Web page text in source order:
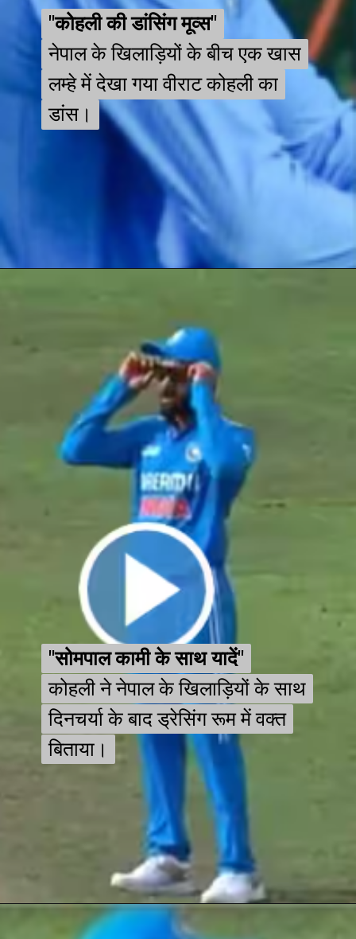
"कोहली की डांसिंग मूव्स"
नेपाल के खिलाड़ियों के बीच एक खास
लम्हे में देखा गया वीराट कोहली का
डांस।
"कोहली की डांसिंग मूव्स"
नेपाल के खिलाड़ियों के बीच एक खास
लम्हे में देखा गया वीराट कोहली का
डांस।
"सोमपाल कामी के साथ यादें"
कोहली ने नेपाल के खिलाड़ियों के साथ
दिनचर्या के बाद ड्रेसिंग रूम में वक्त
बिताया।
"सोमपाल कामी के साथ यादें"
कोहली ने नेपाल के खिलाड़ियों के साथ
दिनचर्या के बाद ड्रेसिंग रूम में वक्त
बिताया।